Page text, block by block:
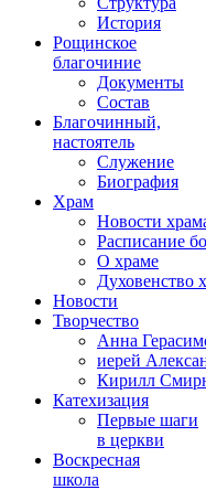
История
Рощинское
благочиние
Документы
Состав
Благочинный,
настоятель
Служение
Биография
Храм
Новости
Расписание
О храме
Духовенство
Новости
Творчество
Анна
иерей
Кирилл
Катехизация
Первые шаги
в церкви
Воскресная
школа